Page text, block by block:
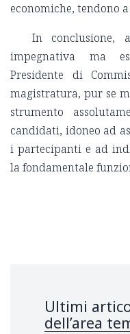
economiche, tendono
In conclusione,
impegnativa ma
Presidente di
magistratura, pur se
strumento
candidati, idoneo ad
i partecipanti e ad
la fondamentale
Ultimi
dell’area